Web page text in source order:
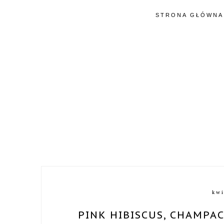
STRONA GŁÓWNA
PINK HIBISCUS,